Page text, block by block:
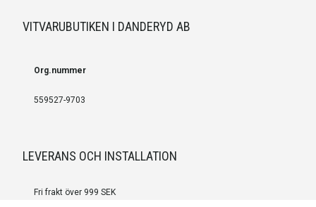
VITVARUBUTIKEN I DANDERYD AB
Org.nummer
559527-9703
LEVERANS OCH INSTALLATION
Fri frakt över 999 SEK